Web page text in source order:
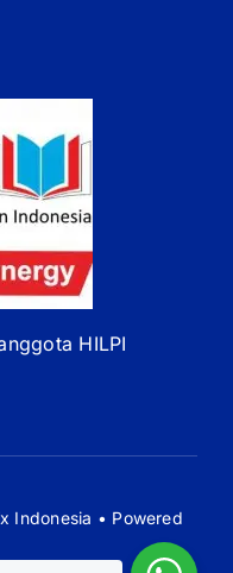
HILPI
Indonesia • Powered